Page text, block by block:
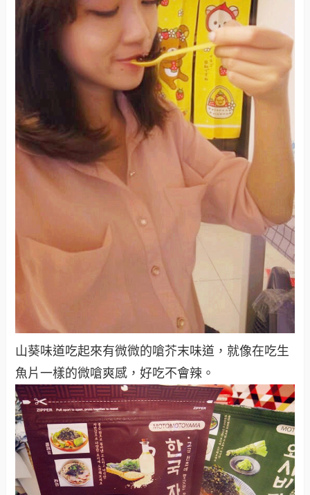
山葵味道吃起來有微微的嗆芥末味道，就像在吃生
魚片一樣的微嗆爽感，好吃不會辣。